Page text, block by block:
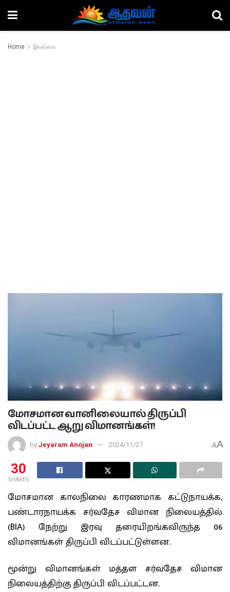
Home இலங்கை
மோசமான வானிலையால் திருப்பி
விடப்பட்ட ஆறு விமானங்கள்!
by Jeyaram Anojan 2024/11/27 AA
30
SHARES
மோசமான காலநிலை காரணமாக கட்டுநாயக்க,
பண்டாரநாயக்க சர்வதேச விமான நிலையத்தில்
(BIA) நேற்று இரவு தரையிறங்கவிருந்த 06
விமானங்கள் திருப்பி விடப்பட்டுள்ளன.
மூன்று விமானங்கள் மத்தள சர்வதேச விமான
நிலையத்திற்கு திருப்பி விடப்பட்டன.